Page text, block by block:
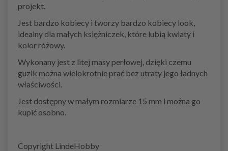
projekt.
Jest bardzo kobiecy i tworzy bardzo kobiecy look,
idealny dla małych księżniczek, które lubią kwiaty i
kolor różowy.
Wykonany jest z litej masy perłowej, dzięki czemu
guzik można wielokrotnie prać bez utraty jego ładnych
właściwości.
Jest dostępny w małym rozmiarze 15 mm i można go
kupić osobno.
Copyright LindeHobby